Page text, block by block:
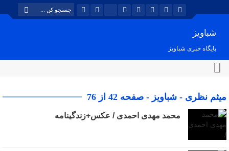
شباویز
پایگاه خبری شباویز
میثم نظری - شباویز - صفحه 42 از 76
محمد مهدی احمدی / عکس+زندگینامه